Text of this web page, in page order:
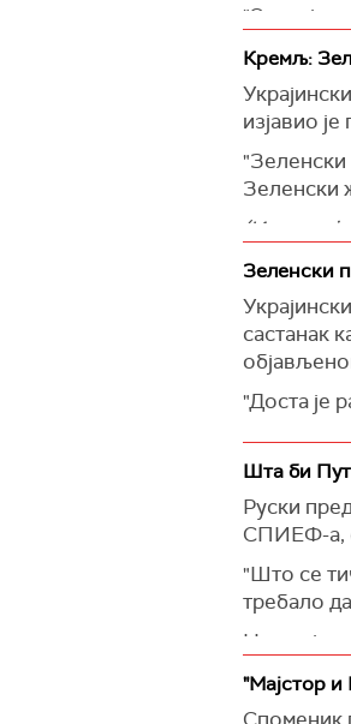
изабере
(Унијан)
Кремљ:
изјавио
"Зеленски
Зеленски
Зеленски
састанак
"Доста је
и
оконча у
нагласио
Зеленски
Надзор
Према
да
Шта би
Руски
СПИЕФ-а,
"Што се
требало
Навео је
више од
речима,
"Мајстор и